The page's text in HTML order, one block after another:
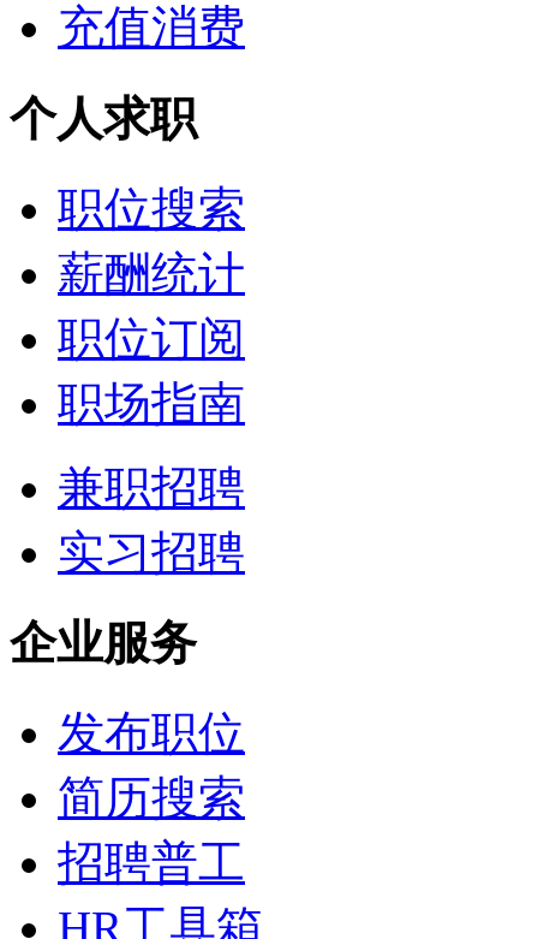
充值消费
个人求职
职位搜索
薪酬统计
职位订阅
职场指南
兼职招聘
实习招聘
企业服务
发布职位
简历搜索
招聘普工
HR工具箱